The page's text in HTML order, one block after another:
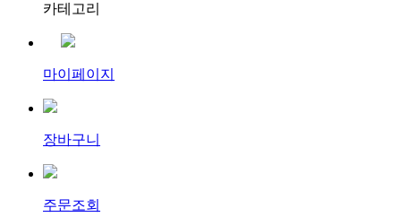
카테고리
마이페이지
장바구니
주문조회